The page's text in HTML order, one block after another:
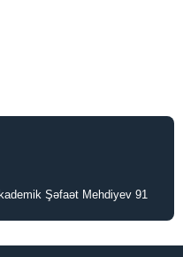
Şəfaət Mehdiyev 91